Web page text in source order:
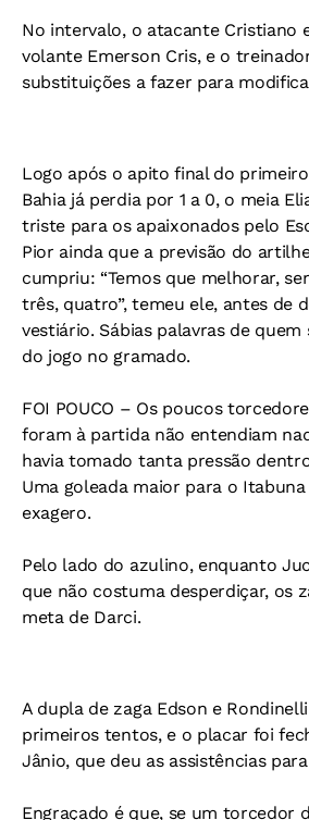
No intervalo, o atacante Cristiano
volante Emerson Cris, e o
substituições a fazer para
Logo após o apito final do
Bahia já perdia por 1 a 0, o meia
triste para os apaixonados pelo
Pior ainda que a previsão do
cumpriu: “Temos que melhorar,
três, quatro”, temeu ele, antes de
vestiário. Sábias palavras de
do jogo no gramado.
FOI POUCO – Os poucos
foram à partida não entendiam
havia tomado tanta pressão
Uma goleada maior para o
exagero.
Pelo lado do azulino, enquanto
que não costuma desperdiçar, os
meta de Darci.
A dupla de zaga Edson e
primeiros tentos, e o placar foi
Jânio, que deu as assistências
Engraçado é que, se um torcedor